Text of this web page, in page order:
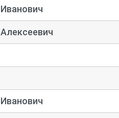
Иванович
Алексеевич
Иванович